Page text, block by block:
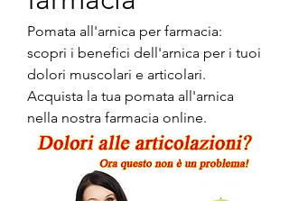
Pomata all'arnica per farmacia:
scopri i benefici dell'arnica per i tuoi
dolori muscolari e articolari.
Acquista la tua pomata all'arnica
nella nostra farmacia online.